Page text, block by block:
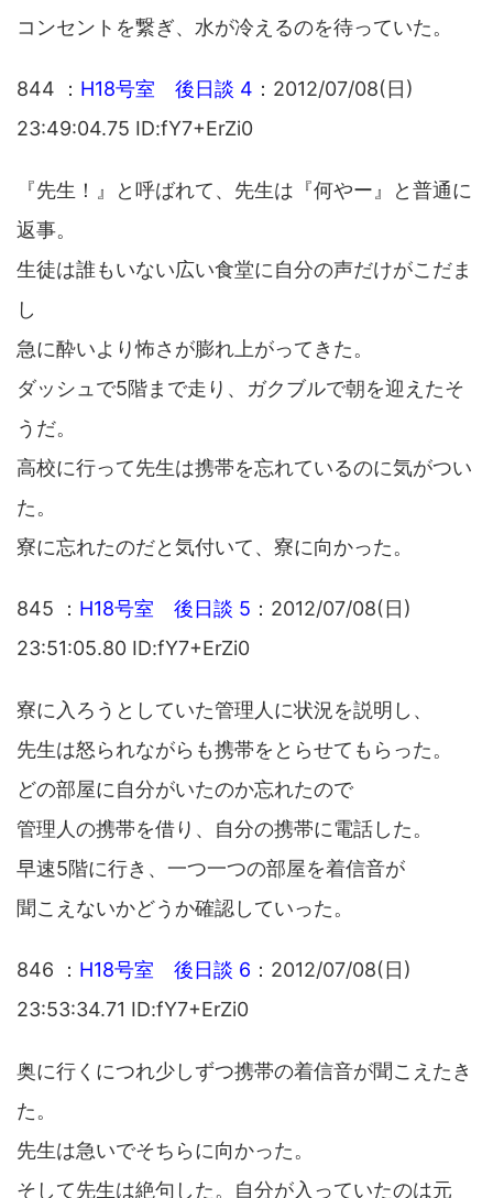
コンセントを繋ぎ、水が冷えるのを待っていた。
844 ： H18号室 後日談 4 ：2012/07/08(日)
23:49:04.75 ID:fY7+ErZi0
『先生！』と呼ばれて、先生は『何やー』と普通に
返事。
生徒は誰もいない広い食堂に自分の声だけがこだま
し
急に酔いより怖さが膨れ上がってきた。
ダッシュで5階まで走り、ガクブルで朝を迎えたそ
うだ。
高校に行って先生は携帯を忘れているのに気がつい
た。
寮に忘れたのだと気付いて、寮に向かった。
845 ： H18号室 後日談 5 ：2012/07/08(日)
23:51:05.80 ID:fY7+ErZi0
寮に入ろうとしていた管理人に状況を説明し、
先生は怒られながらも携帯をとらせてもらった。
どの部屋に自分がいたのか忘れたので
管理人の携帯を借り、自分の携帯に電話した。
早速5階に行き、一つ一つの部屋を着信音が
聞こえないかどうか確認していった。
846 ： H18号室 後日談 6 ：2012/07/08(日)
23:53:34.71 ID:fY7+ErZi0
奥に行くにつれ少しずつ携帯の着信音が聞こえたき
た。
先生は急いでそちらに向かった。
そして先生は絶句した。自分が入っていたのは元